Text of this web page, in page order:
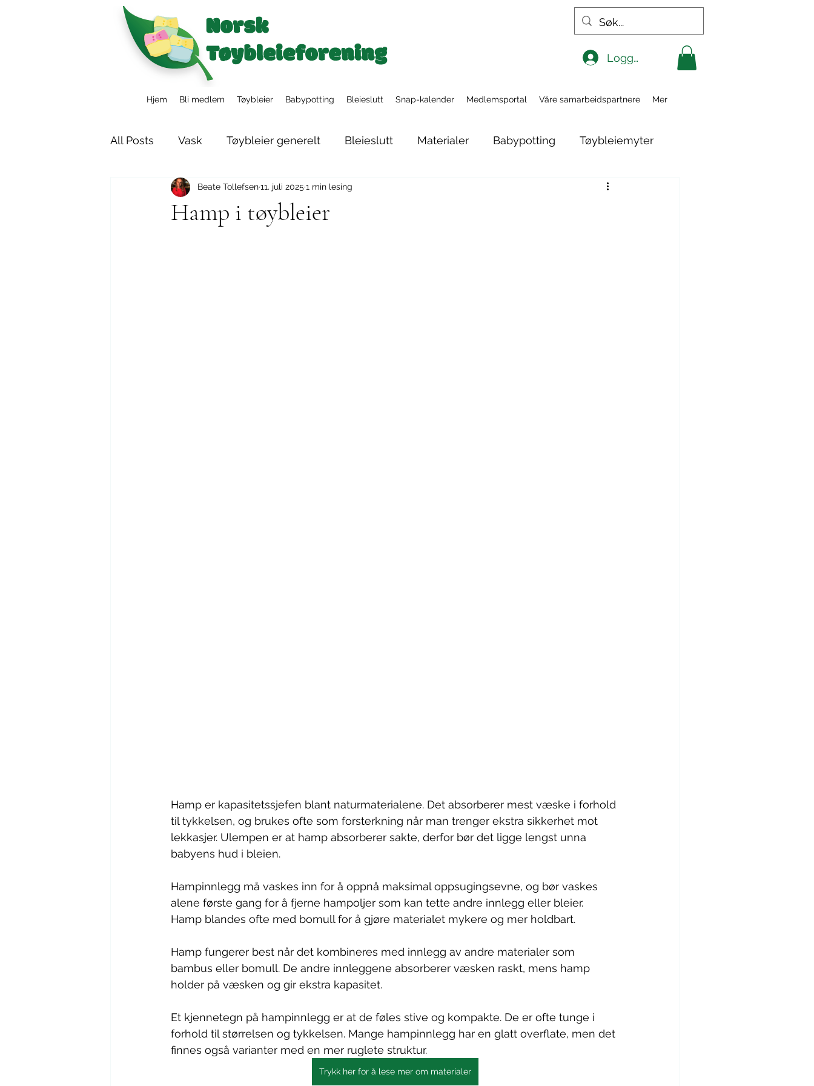
Logg inn
Hjem Bli medlem Tøybleier Babypotting Bleieslutt Snap-kalender Medlemsportal Våre samarbeidspartnere Mer
All Posts Vask Tøybleier generelt Bleieslutt Materialer Babypotting Tøybleiemyter
Tøybleier i barnehagen Nyfødtbleier
Hamp i tøybleier
Beate Tollefsen11. juli 2025 1 min lesing
Hamp er kapasitetssjefen blant naturmaterialene. Det absorberer mest væske i forhold
til tykkelsen, og brukes ofte som forsterkning når man trenger ekstra sikkerhet mot
lekkasjer. Ulempen er at hamp absorberer sakte, derfor bør det ligge lengst unna
babyens hud i bleien.
Hampinnlegg må vaskes inn for å oppnå maksimal oppsugingsevne, og bør vaskes
alene første gang for å fjerne hampoljer som kan tette andre innlegg eller bleier.
Hamp blandes ofte med bomull for å gjøre materialet mykere og mer holdbart.
Hamp fungerer best når det kombineres med innlegg av andre materialer som
bambus eller bomull. De andre innleggene absorberer væsken raskt, mens hamp
holder på væsken og gir ekstra kapasitet.
Et kjennetegn på hampinnlegg er at de føles stive og kompakte. De er ofte tunge i
forhold til størrelsen og tykkelsen. Mange hampinnlegg har en glatt overflate, men det
finnes også varianter med en mer ruglete struktur.
Trykk her for å lese mer om materialer